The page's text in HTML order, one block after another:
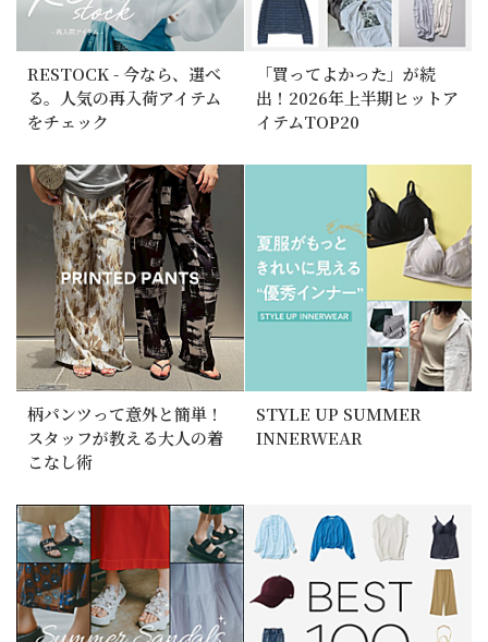
RESTOCK - 今なら、選べ
る。人気の再入荷アイテム
をチェック
「買ってよかった」が続
出！2026年上半期ヒットア
イテムTOP20
柄パンツって意外と簡単！
スタッフが教える大人の着
こなし術
STYLE UP SUMMER
INNERWEAR